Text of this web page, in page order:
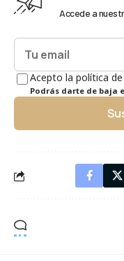
Accede a
Acepto la política de
Podrás darte de baja